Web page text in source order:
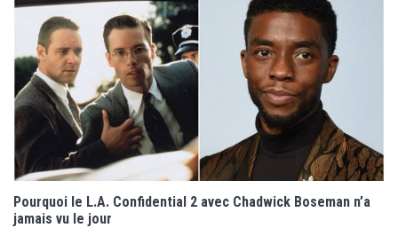
Pourquoi le L.A. Confidential 2 avec Chadwick Boseman n’a
jamais vu le jour